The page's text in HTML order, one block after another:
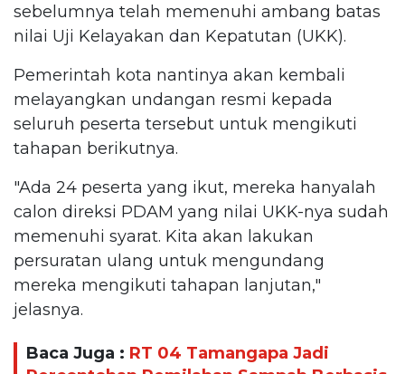
sebelumnya telah memenuhi ambang batas
nilai Uji Kelayakan dan Kepatutan (UKK).
Pemerintah kota nantinya akan kembali
melayangkan undangan resmi kepada
seluruh peserta tersebut untuk mengikuti
tahapan berikutnya.
"Ada 24 peserta yang ikut, mereka hanyalah
calon direksi PDAM yang nilai UKK-nya sudah
memenuhi syarat. Kita akan lakukan
persuratan ulang untuk mengundang
mereka mengikuti tahapan lanjutan,"
jelasnya.
Baca Juga : RT 04 Tamangapa Jadi